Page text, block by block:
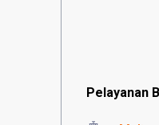
Pelayanan